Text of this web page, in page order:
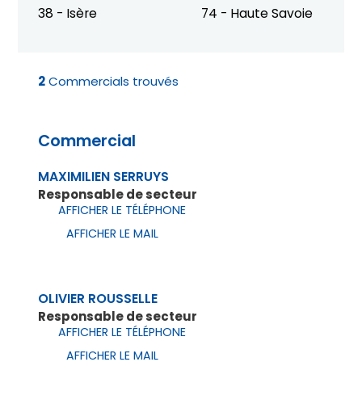
38 - Isère
74 - Haute Savoie
2Commercials trouvés
Commercial
MAXIMILIEN SERRUYS
Responsable de secteur
AFFICHER LE TÉLÉPHONE
AFFICHER LE MAIL
OLIVIER ROUSSELLE
Responsable de secteur
AFFICHER LE TÉLÉPHONE
AFFICHER LE MAIL